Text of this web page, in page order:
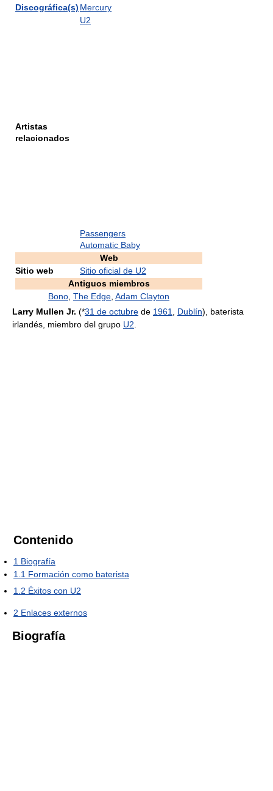
Discográfica(s) Mercury
Artistas
relacionados
U2
Passengers
Automatic Baby
Web
Sitio web
Sitio oficial de U2
Antiguos miembros
Bono The Edge Adam Clayton
Larry Mullen Jr. (*31 de octubre de 1961 Dublín), baterista
irlandés, miembro del grupo U2
Contenido
1 Biografía
1.1 Formación como baterista
1.2 Éxitos con U2
2 Enlaces externos
Biografía